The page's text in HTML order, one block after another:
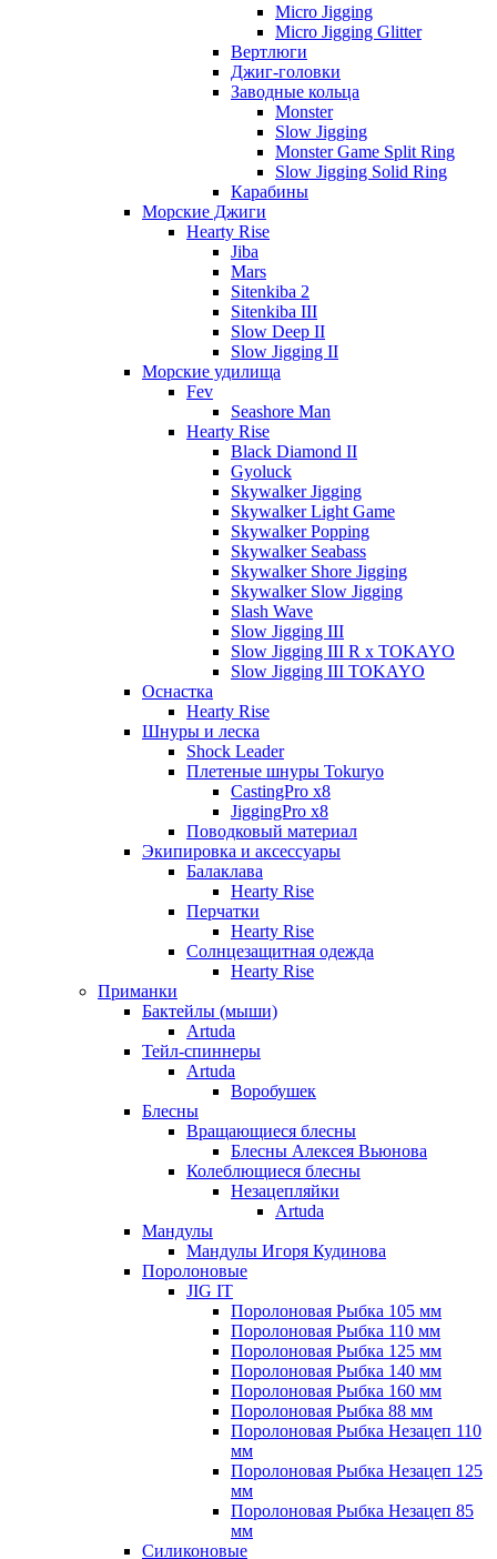
Micro Jigging
Micro Jigging Glitter
Вертлюги
Джиг-головки
Заводные кольца
Monster
Slow Jigging
Monster Game Split Ring
Slow Jigging Solid Ring
Карабины
Морские Джиги
Hearty Rise
Jiba
Mars
Sitenkiba 2
Sitenkiba III
Slow Deep II
Slow Jigging II
Морские удилища
Fev
Seashore Man
Hearty Rise
Black Diamond II
Gyoluck
Skywalker Jigging
Skywalker Light Game
Skywalker Popping
Skywalker Seabass
Skywalker Shore Jigging
Skywalker Slow Jigging
Slash Wave
Slow Jigging III
Slow Jigging III R x TOKAYO
Slow Jigging III TOKAYO
Оснастка
Hearty Rise
Шнуры и леска
Shock Leader
Плетеные шнуры Tokuryo
CastingPro x8
JiggingPro x8
Поводковый материал
Экипировка и аксессуары
Балаклава
Hearty Rise
Перчатки
Hearty Rise
Солнцезащитная одежда
Hearty Rise
Приманки
Бактейлы (мыши)
Artuda
Тейл-спиннеры
Artuda
Воробушек
Блесны
Вращающиеся блесны
Блесны Алексея Вьюнова
Колеблющиеся блесны
Незацепляйки
Artuda
Мандулы
Мандулы Игоря Кудинова
Поролоновые
JIG IT
Поролоновая Рыбка 105 мм
Поролоновая Рыбка 110 мм
Поролоновая Рыбка 125 мм
Поролоновая Рыбка 140 мм
Поролоновая Рыбка 160 мм
Поролоновая Рыбка 88 мм
Поролоновая Рыбка Незацеп 110
мм
Поролоновая Рыбка Незацеп 125
мм
Поролоновая Рыбка Незацеп 85
мм
Силиконовые